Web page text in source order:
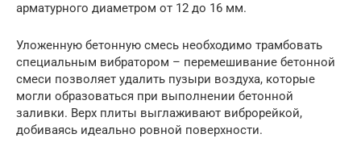
арматурного диаметром от 12 до 16 мм.
Уложенную бетонную смесь необходимо трамбовать
специальным вибратором – перемешивание бетонной
смеси позволяет удалить пузыри воздуха, которые
могли образоваться при выполнении бетонной
заливки. Верх плиты выглаживают виброрейкой,
добиваясь идеально ровной поверхности.